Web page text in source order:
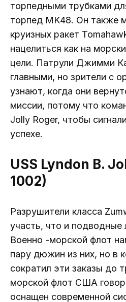
торпедными трубками
торпед MK48. Он также
круизных ракет
нацелиться как на
цели. Патрули Джимми
главными, но зрители с
узнают, когда они
миссии, потому что
Jolly Roger, чтобы
успехе.
USS Lyndon B.
1002)
Разрушители класса
участь, что и подводные
Военно -морской флот
пару дюжин из них, но в
сократил эти заказы до
морской флот США
оснащен современной